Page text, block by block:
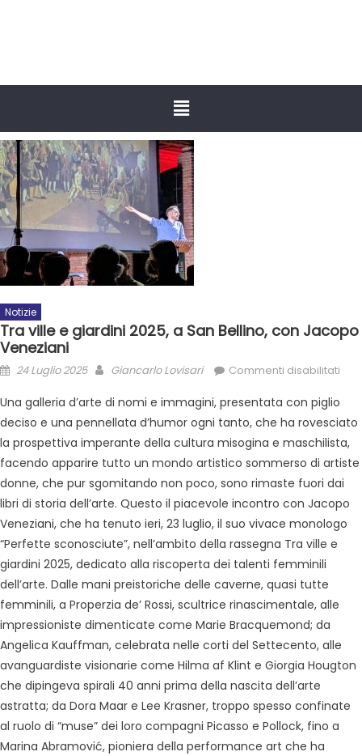
Notizie
Tra ville e giardini 2025, a San Bellino, con Jacopo
Veneziani
24 Luglio 2025 Giancarlo Lovisari Commenti disabilitati
Una galleria d’arte di nomi e immagini, presentata con piglio
deciso e una pennellata d’humor ogni tanto, che ha rovesciato
la prospettiva imperante della cultura misogina e maschilista,
facendo apparire tutto un mondo artistico sommerso di artiste
donne, che pur sgomitando non poco, sono rimaste fuori dai
libri di storia dell’arte. Questo il piacevole incontro con Jacopo
Veneziani, che ha tenuto ieri, 23 luglio, il suo vivace monologo
“Perfette sconosciute”, nell’ambito della rassegna Tra ville e
giardini 2025, dedicato alla riscoperta dei talenti femminili
dell’arte. Dalle mani preistoriche delle caverne, quasi tutte
femminili, a Properzia de’ Rossi, scultrice rinascimentale, alle
impressioniste dimenticate come Marie Bracquemond; da
Angelica Kauffman, celebrata nelle corti del Settecento, alle
avanguardiste visionarie come Hilma af Klint e Giorgia Hougton
che dipingeva spirali 40 anni prima della nascita dell’arte
astratta; da Dora Maar e Lee Krasner, troppo spesso confinate
al ruolo di “muse” dei loro compagni Picasso e Pollock, fino a
Marina Abramović, pioniera della performance art che ha